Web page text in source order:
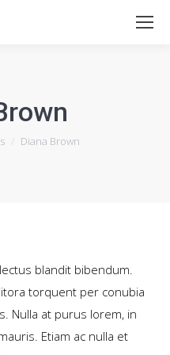
Diana Brown
blandit bibendum.
torquent per conubia
Nulla at purus lorem, in
Etiam ac nulla et